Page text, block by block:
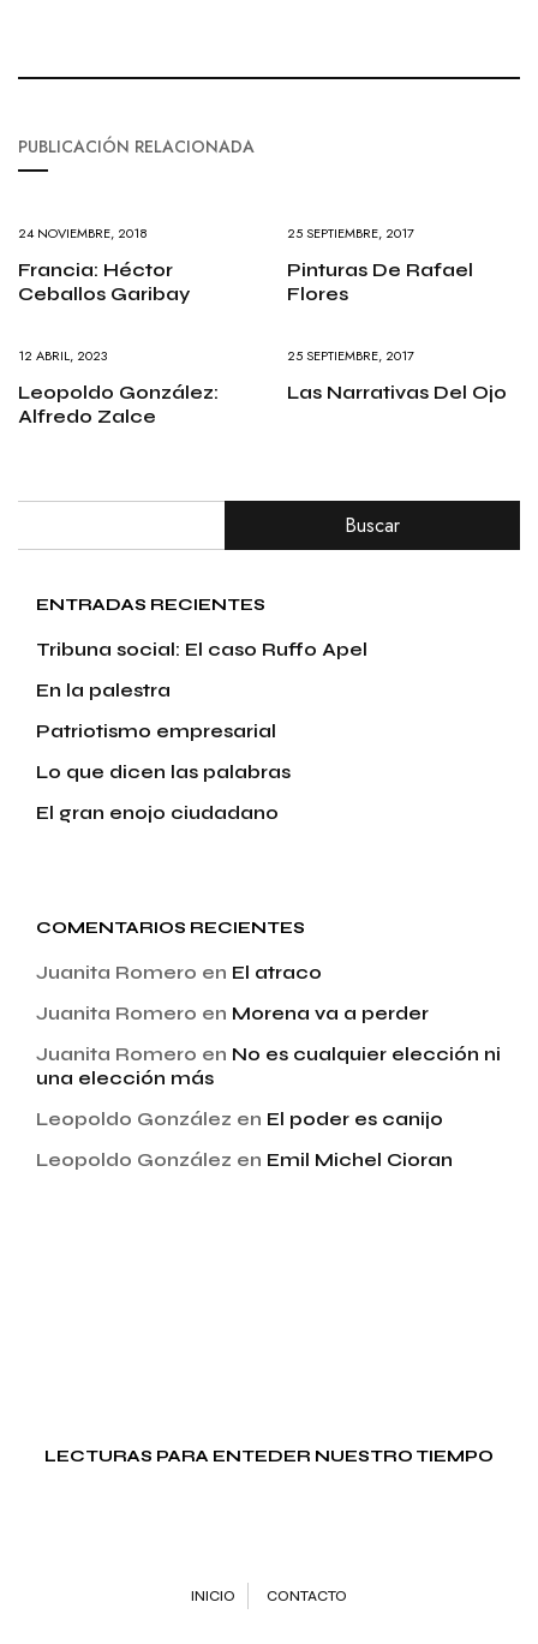
PUBLICACIÓN RELACIONADA
24 NOVIEMBRE, 2018
Francia: Héctor
Ceballos Garibay
25 SEPTIEMBRE, 2017
Pinturas De Rafael
Flores
12 ABRIL, 2023
Leopoldo González:
Alfredo Zalce
25 SEPTIEMBRE, 2017
Las Narrativas Del Ojo
Buscar
ENTRADAS RECIENTES
Tribuna social: El caso Ruffo Apel
En la palestra
Patriotismo empresarial
Lo que dicen las palabras
El gran enojo ciudadano
COMENTARIOS RECIENTES
Juanita Romero en El atraco
Juanita Romero en Morena va a perder
Juanita Romero en No es cualquier elección ni
una elección más
Leopoldo González en El poder es canijo
Leopoldo González en Emil Michel Cioran
LECTURAS PARA ENTEDER NUESTRO TIEMPO
INICIO CONTACTO